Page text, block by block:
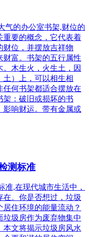
气的办公室书架,财位的
重要的概念，它代表着
财位，并摆放吉祥物
财富。书架的五行属性
木生火，火生土，因
土）上，可以相生相
任何书架都适合摆放在
架：破旧或损坏的书
影响财运。带有金属或
测标准
准,在现代城市生活中，
在。你是否想过，垃圾
住环境的能量流动？
垃圾房作为废弃物集中
本文将揭示垃圾房风水